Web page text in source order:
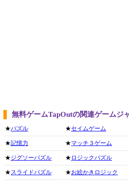
無料ゲームTapOutの関連ゲームジ
★パズル
★記憶力
★ジグソーパズル
★スライドパズル
★セイムゲーム
★マッチ３ゲーム
★ ロジックパズル
★お絵かきロジック